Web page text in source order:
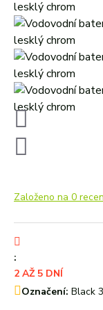
Založeno na 0
:
2 AŽ 5 DNÍ
Označení: Black